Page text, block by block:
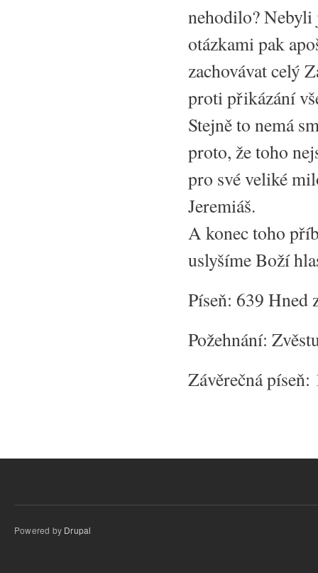
nehodilo?
otázkami pak
zachovávat celý
proti přikázání
Stejně to nemá
proto, že toho
pro své veliké
Jeremiáš.
A konec toho
uslyšíme Boží
Píseň: 639 Hned
Požehnání:
Závěrečná píseň:
Powered by Drupal